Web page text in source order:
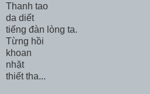
Thanh tao
da diết
tiếng đàn lòng ta.
Từng hồi
khoan
nhặt
thiết tha...